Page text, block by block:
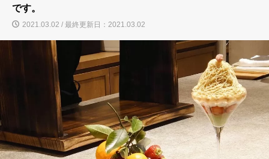
です。
2021.03.02 / 最終更新日：2021.03.02